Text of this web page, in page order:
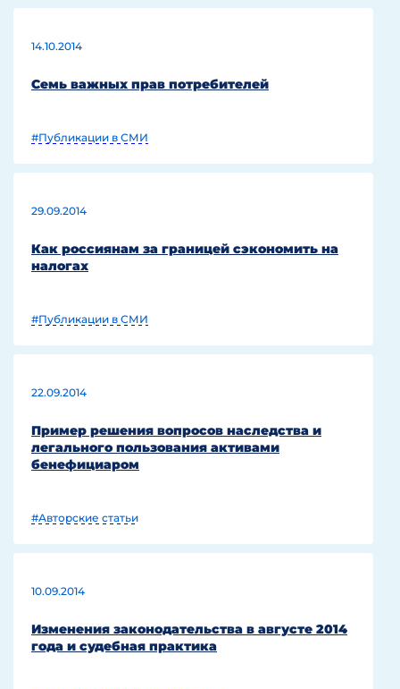
14.10.2014
Семь важных прав потребителей
#Публикации в СМИ
29.09.2014
Как россиянам за границей сэкономить на
налогах
#Публикации в СМИ
22.09.2014
Пример решения вопросов наследства и
легального пользования активами
бенефициаром
#Авторские статьи
10.09.2014
Изменения законодательства в августе 2014
года и судебная практика